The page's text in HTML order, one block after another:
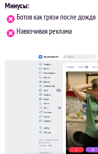
Минусы:
Ботов как грязи после дождя
Навязчивая реклама